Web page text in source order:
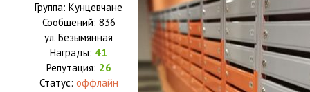
Группа: Кунцевчане
Сообщений: 836
ул. Безымянная
Награды: 41
Репутация: 26
Статус: оффлайн